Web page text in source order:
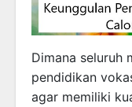
Dimana seluruh
pendidikan
agar memiliki